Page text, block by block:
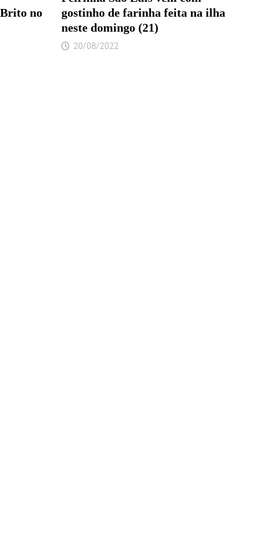
no
gostinho de farinha feita na ilha
neste domingo (21)
20/08/2022